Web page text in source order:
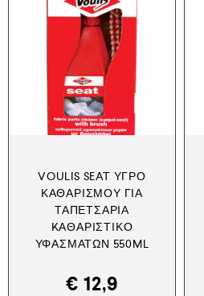
VOULIS SEAT ΥΓΡΌ
ΚΑΘΑΡΙΣΜΟΎ ΓΙΑ
ΤΑΠΕΤΣΑΡΊΑ
KΑΘΑΡΙΣΤΙΚΌ
ΥΦΑΣΜΆΤΩΝ 550ML
€ 12,9